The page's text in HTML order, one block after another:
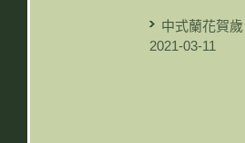
中式蘭花賀歲
2021-03-11